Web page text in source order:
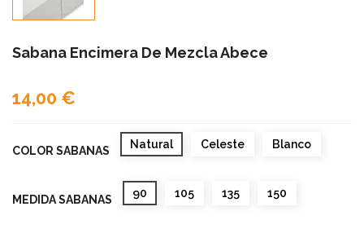
Sabana Encimera De Mezcla Abece
14,00 €
COLOR SABANAS Natural Celeste Blanco
MEDIDA SABANAS 90 105 135 150